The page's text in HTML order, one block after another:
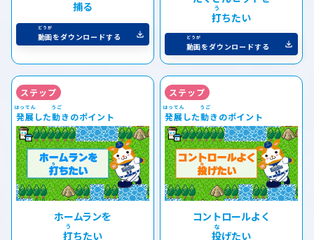
捕る
動画をダウンロードする
打ちたい
動画をダウンロードする
ステップ
発展した動きのポイント
ホームランを
打ちたい
ステップ
発展した動きのポイント
コントロールよく
投げたい